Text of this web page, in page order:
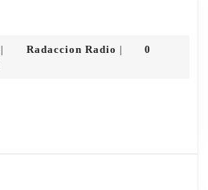
| Radaccion Radio |
0